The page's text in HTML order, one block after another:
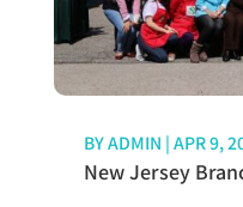
BYADMIN | APR 9,
New Jersey